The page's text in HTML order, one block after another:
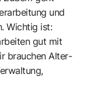
und
Wichtig ist:
gut mit
brauchen Alter­